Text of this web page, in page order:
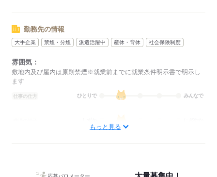
勤務先の情報
大手企業 禁煙・分煙 派遣活躍中 産休・育休 社会保険制度
雰囲気：
敷地内及び屋内は原則禁煙※就業前までに就業条件明示書で明示し
ます
仕事の仕方 ひとりで みんなで
もっと見る